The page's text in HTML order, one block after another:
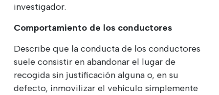
investigador.
Comportamiento de los conductores
Describe que la conducta de los conductores
suele consistir en abandonar el lugar de
recogida sin justificación alguna o, en su
defecto, inmovilizar el vehículo simplemente